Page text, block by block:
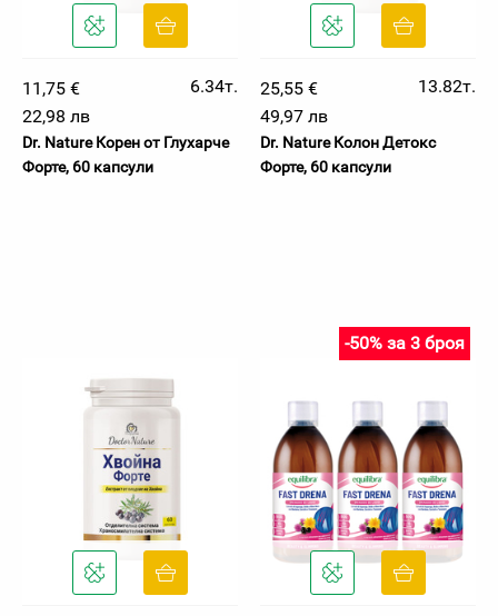
11,75 €
6.34т.
22,98 лв
Dr. Nature Корен от Глухарче
Форте, 60 капсули
25,55 €
13.82т.
49,97 лв
Dr. Nature Колон Детокс
Форте, 60 капсули
-50% за 3 броя